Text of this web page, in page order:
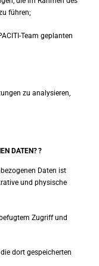
führen;
Team geplanten
zu analysieren,
DATEN??
Daten ist
und physische
Zugriff und
dort gespeicherten